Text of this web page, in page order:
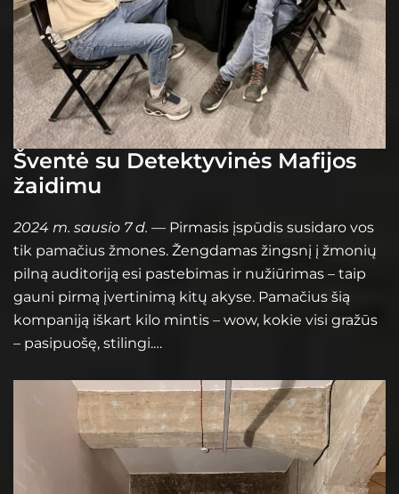
Šventė su Detektyvinės Mafijos
žaidimu
2024 m. sausio 7 d. — Pirmasis įspūdis susidaro vos
tik pamačius žmones. Žengdamas žingsnį į žmonių
pilną auditoriją esi pastebimas ir nužiūrimas – taip
gauni pirmą įvertinimą kitų akyse. Pamačius šią
kompaniją iškart kilo mintis – wow, kokie visi gražūs
– pasipuošę, stilingi.…